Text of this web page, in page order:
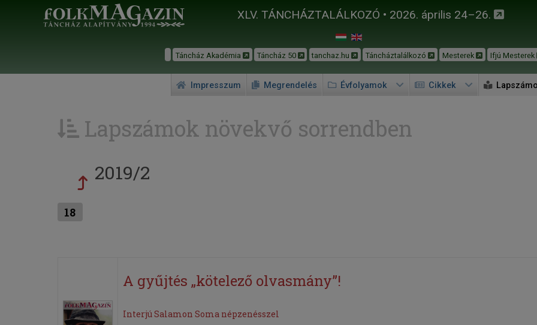
XLV. TÁNCHÁZTALÁLKOZÓ • 2026. április 24–26.
Táncház Akadémia Táncház 50 tanchaz.hu Táncháztalálkozó Mesterek Ifjú Mesterek
Impresszum Megrendelés Évfolyamok Cikkek
Lapszámok növekvő sorrendben
2019/2
18
A gyűjtés „kötelező olvasmány”!
Interjú Salamon Soma népzenésszel